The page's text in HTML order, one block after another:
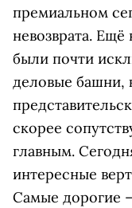
премиальном
невозврата.
были почти
деловые башни,
скорее
главным.
интересные
Самые дорогие